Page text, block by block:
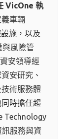
VicOne 執
義車輛
施，以及
與風險管
安領導經
安研究、
術服務體
時擔任趨
Technology
服務與資